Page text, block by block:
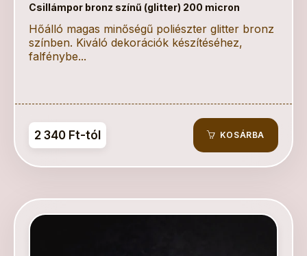
Csillámpor bronz színű (glitter) 200 micron
Hőálló magas minőségű poliészter glitter bronz
színben. Kiváló dekorációk készítéséhez,
falfénybe...
2 340 Ft-tól KOSÁRBA